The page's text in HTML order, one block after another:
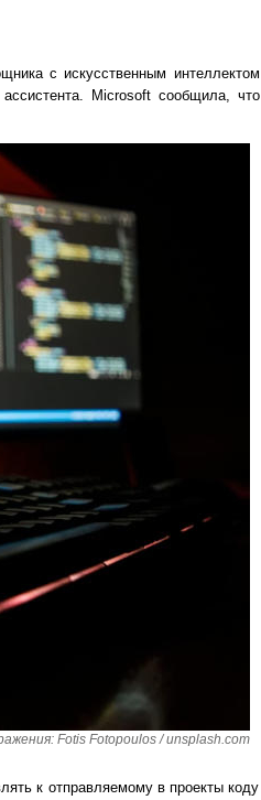
с искусственным интеллектом
Microsoft сообщила, что
Fotis Fotopoulos / unsplash.com
к отправляемому в проекты коду